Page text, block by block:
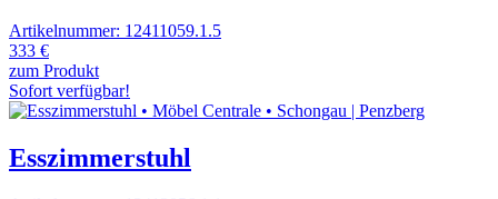
Artikelnummer: 12411059.1.5
333 €
zum Produkt
Sofort verfügbar!
Esszimmerstuhl